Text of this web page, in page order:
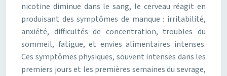
nicotine diminue dans le sang, le cerveau réagit en
produisant des symptômes de manque : irritabilité,
anxiété, difficultés de concentration, troubles du
sommeil, fatigue, et envies alimentaires intenses.
Ces symptômes physiques, souvent intenses dans les
premiers jours et les premières semaines du sevrage,